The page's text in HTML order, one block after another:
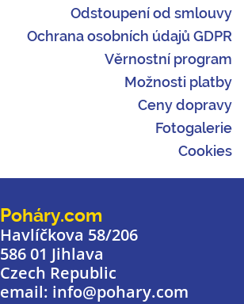
Odstoupení od smlouvy
Ochrana osobních údajů GDPR
Věrnostní program
Možnosti platby
Ceny dopravy
Fotogalerie
Cookies
Poháry.com
Havlíčkova 58/206
586 01 Jihlava
Czech Republic
email: info@pohary.com